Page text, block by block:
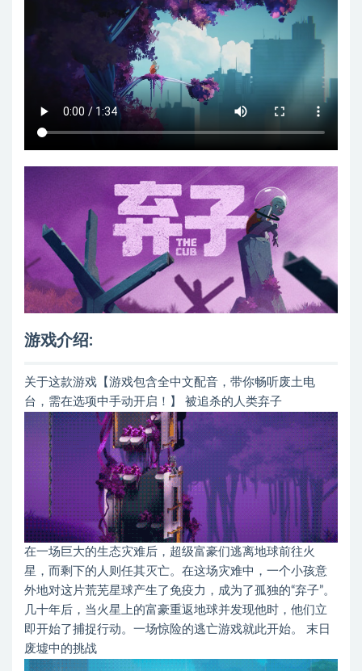
游戏介绍:
关于这款游戏【游戏包含全中文配音，带你畅听废土电
台，需在选项中手动开启！】 被追杀的人类弃子
在一场巨大的生态灾难后，超级富豪们逃离地球前往火
星，而剩下的人则任其灭亡。在这场灾难中，一个小孩意
外地对这片荒芜星球产生了免疫力，成为了孤独的“弃子”。
几十年后，当火星上的富豪重返地球并发现他时，他们立
即开始了捕捉行动。一场惊险的逃亡游戏就此开始。 末日
废墟中的挑战